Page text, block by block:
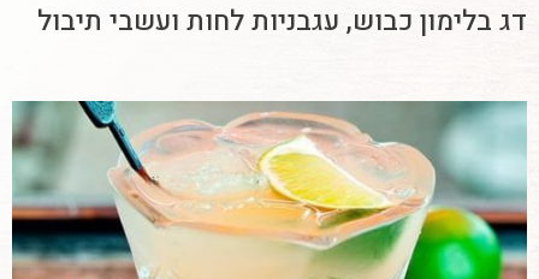
דג בלימון כבוש, עגבניות לחות ועשבי תיבול